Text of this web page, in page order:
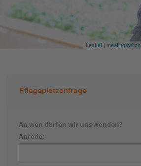
Leaflet | meetingswitch
Pflegeplatzanfrage
An wen dürfen wir uns wenden?
Anrede: